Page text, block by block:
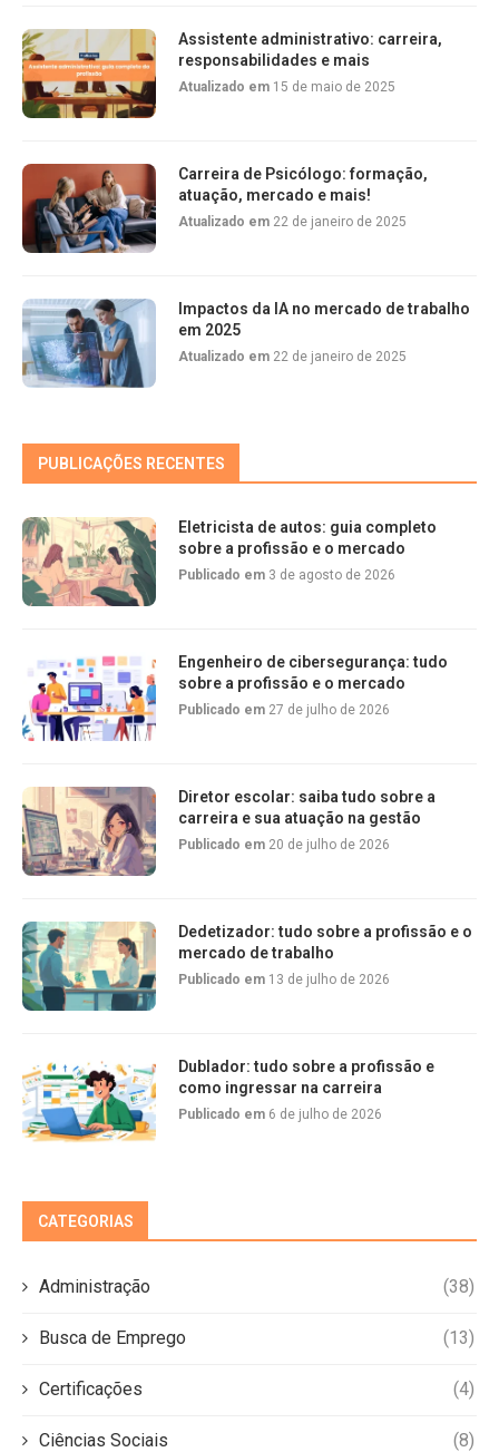
Assistente administrativo: carreira,
responsabilidades e mais
Atualizado em 15 de maio de 2025
Carreira de Psicólogo: formação,
atuação, mercado e mais!
Atualizado em 22 de janeiro de 2025
Impactos da IA no mercado de trabalho
em 2025
Atualizado em 22 de janeiro de 2025
PUBLICAÇÕES RECENTES
Eletricista de autos: guia completo
sobre a profissão e o mercado
Publicado em 3 de agosto de 2026
Engenheiro de cibersegurança: tudo
sobre a profissão e o mercado
Publicado em 27 de julho de 2026
Diretor escolar: saiba tudo sobre a
carreira e sua atuação na gestão
Publicado em 20 de julho de 2026
Dedetizador: tudo sobre a profissão e o
mercado de trabalho
Publicado em 13 de julho de 2026
Dublador: tudo sobre a profissão e
como ingressar na carreira
Publicado em 6 de julho de 2026
CATEGORIAS
Administração (38)
Busca de Emprego (13)
Certificações (4)
Ciências Sociais (8)